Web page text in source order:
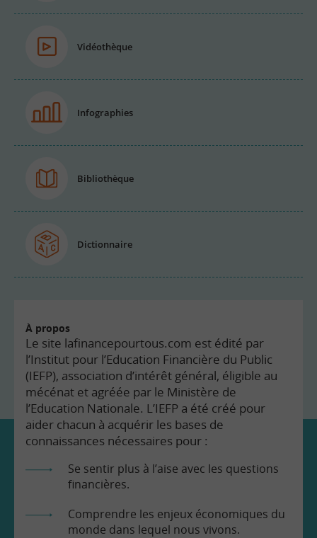
Vidéothèque
Infographies
Bibliothèque
Dictionnaire
À propos
Le site lafinancepourtous.com est édité par
l’Institut pour l’Education Financière du Public
(IEFP), association d’intérêt général, éligible au
mécénat et agréée par le Ministère de
l’Education Nationale. L’IEFP a été créé pour
aider chacun à acquérir les bases de
connaissances nécessaires pour :
Se sentir plus à l’aise avec les questions
financières.
Comprendre les enjeux économiques du
monde dans lequel nous vivons.